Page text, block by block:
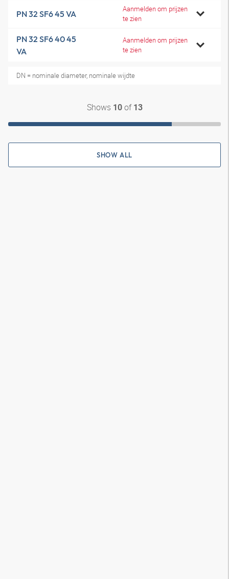
PN 32 SF6 45 VA
Aanmelden om prijzen
te zien
PN 32 SF6 40 45
VA
Aanmelden om prijzen
te zien
DN = nominale diameter, nominale wijdte
Shows 10of 13
SHOW ALL